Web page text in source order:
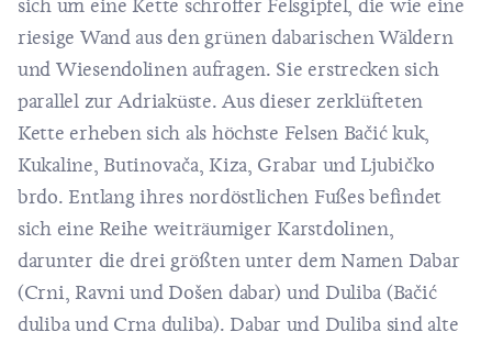
sich um eine Kette schroffer Felsgipfel, die wie eine
riesige Wand aus den grünen dabarischen Wäldern
und Wiesendolinen aufragen. Sie erstrecken sich
parallel zur Adriaküste. Aus dieser zerklüfteten
Kette erheben sich als höchste Felsen Bačić kuk,
Kukaline, Butinovača, Kiza, Grabar und Ljubičko
brdo. Entlang ihres nordöstlichen Fußes befindet
sich eine Reihe weiträumiger Karstdolinen,
darunter die drei größten unter dem Namen Dabar
(Crni, Ravni und Došen dabar) und Duliba (Bačić
duliba und Crna duliba). Dabar und Duliba sind alte